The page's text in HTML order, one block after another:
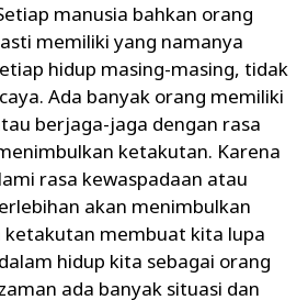
manusia bahkan orang
memiliki yang namanya
hidup masing-masing, tidak
Ada banyak orang memiliki
berjaga-jaga dengan rasa
ketakutan. Karena
rasa kewaspadaan atau
akan menimbulkan
membuat kita lupa
hidup kita sebagai orang
ada banyak situasi dan